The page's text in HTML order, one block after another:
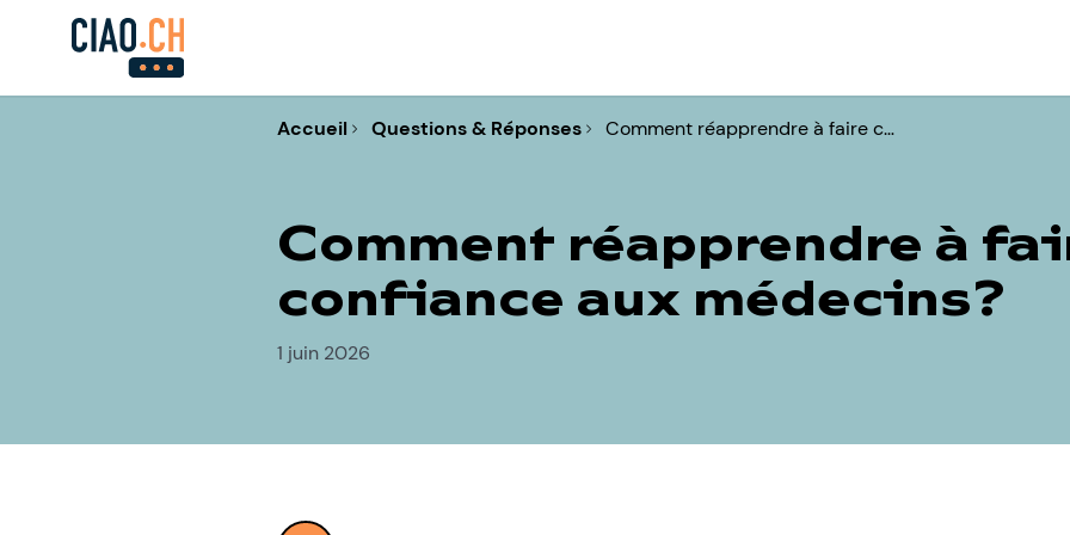
Accueil Questions & Réponses Comment réapprendre à faire c…
Comment réapprendre à
confiance aux médecins?
1 juin 2026